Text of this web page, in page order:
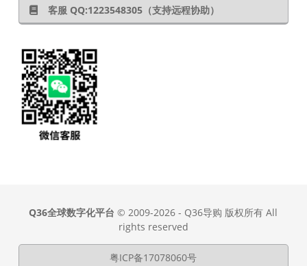
客服 QQ:1223548305（支持远程协助）
Q36全球数字化平台 © 2009-2026 - Q36导购 版权所有 All
rights reserved
粤ICP备17078060号